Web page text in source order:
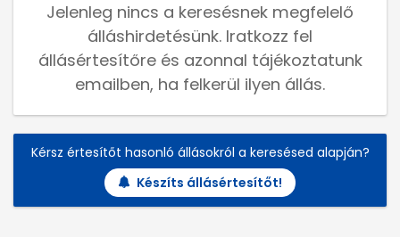
Jelenleg nincs a keresésnek megfelelő
álláshirdetésünk. Iratkozz fel
állásértesítőre és azonnal tájékoztatunk
emailben, ha felkerül ilyen állás.
Kérsz értesítőt hasonló állásokról a keresésed alapján?
Készíts állásértesítőt!